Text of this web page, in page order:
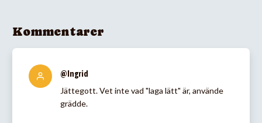
Kommentarer
@Ingrid
Jättegott. Vet inte vad "laga lätt" är, använde
grädde.